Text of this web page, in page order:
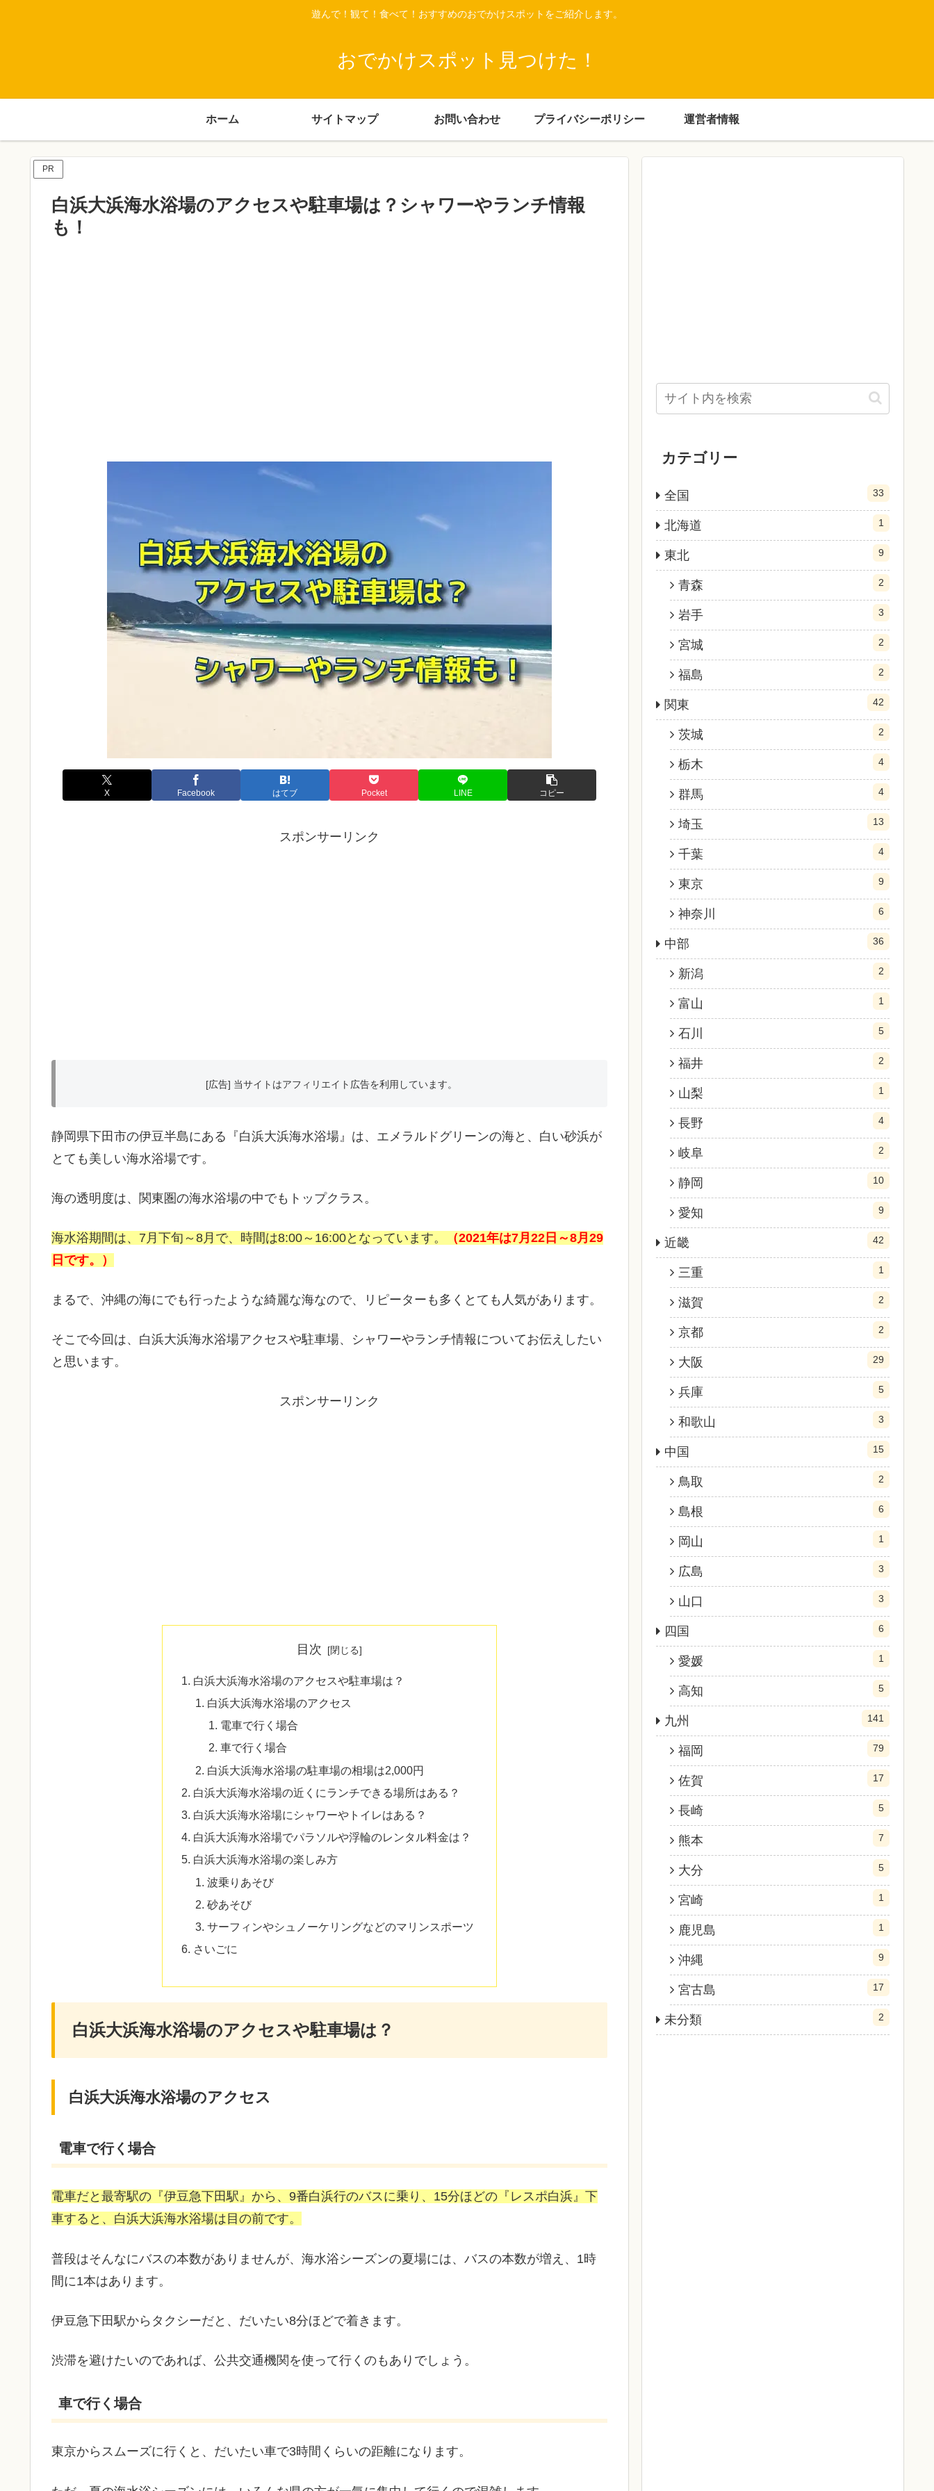
遊んで！観て！食べて！おすすめのおでかけスポットをご紹介します。
おでかけスポット見つけた！
ホーム サイトマップ お問い合わせ プライバシーポリシー 運営者情報
PR
白浜大浜海水浴場のアクセスや駐車場は？シャワーやランチ情報
も！
X Facebook はてブ Pocket LINE コピー
スポンサーリンク
[広告] 当サイトはアフィリエイト広告を利用しています。
静岡県下田市の伊豆半島にある『白浜大浜海水浴場』は、エメラルドグリーンの海と、白い砂浜が
とても美しい海水浴場です。
海の透明度は、関東圏の海水浴場の中でもトップクラス。
海水浴期間は、7月下旬～8月で、時間は8:00～16:00となっています。
（2021年は7月22日～8月29
日です。）
まるで、沖縄の海にでも行ったような綺麗な海なので、リピーターも多くとても人気があります。
そこで今回は、白浜大浜海水浴場アクセスや駐車場、シャワーやランチ情報についてお伝えしたい
と思います。
スポンサーリンク
目次
白浜大浜海水浴場のアクセスや駐車場は？
白浜大浜海水浴場のアクセス
電車で行く場合
車で行く場合
白浜大浜海水浴場の駐車場の相場は2,000円
白浜大浜海水浴場の近くにランチできる場所はある？
白浜大浜海水浴場にシャワーやトイレはある？
白浜大浜海水浴場でパラソルや浮輪のレンタル料金は？
白浜大浜海水浴場の楽しみ方
波乗りあそび
砂あそび
サーフィンやシュノーケリングなどのマリンスポーツ
さいごに
白浜大浜海水浴場のアクセスや駐車場は？
白浜大浜海水浴場のアクセス
電車で行く場合
電車だと最寄駅の『伊豆急下田駅』から、9番白浜行のバスに乗り、15分ほどの『レスポ白浜』下
車すると、白浜大浜海水浴場は目の前です。
普段はそんなにバスの本数がありませんが、海水浴シーズンの夏場には、バスの本数が増え、1時
間に1本はあります。
伊豆急下田駅からタクシーだと、だいたい8分ほどで着きます。
渋滞を避けたいのであれば、公共交通機関を使って行くのもありでしょう。
車で行く場合
東京からスムーズに行くと、だいたい車で3時間くらいの距離になります。
カテゴリー
全国 33
北海道 1
東北 9
青森 2
岩手 3
宮城 2
福島 2
関東 42
茨城 2
栃木 4
群馬 4
埼玉 13
千葉 4
東京 9
神奈川 6
中部 36
新潟 2
富山 1
石川 5
福井 2
山梨 1
長野 4
岐阜 2
静岡 10
愛知 9
近畿 42
三重 1
滋賀 2
京都 2
大阪 29
兵庫 5
和歌山 3
中国 15
鳥取 2
島根 6
岡山 1
広島 3
山口 3
四国 6
愛媛 1
高知 5
九州 141
福岡 79
佐賀 17
長崎 5
熊本 7
大分 5
宮崎 1
鹿児島 1
沖縄 9
宮古島 17
未分類 2